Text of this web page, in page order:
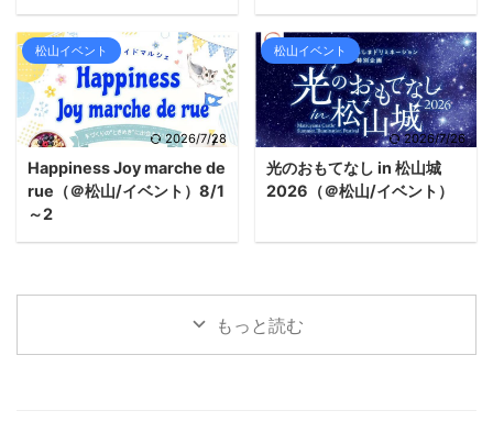
松山イベント
2026/7/28
Happiness Joy marche de
rue（＠松山/イベント）8/1
～2
松山イベント
2026/7/26
光のおもてなし in 松山城
2026（＠松山/イベント）
もっと読む